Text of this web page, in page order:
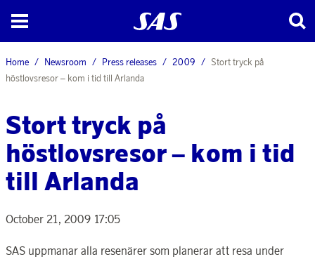
Home Newsroom Press releases 2009
Stort tryck på
höstlovsresor – kom i tid till Arlanda
Stort tryck på
höstlovsresor – kom i tid
till Arlanda
October 21, 2009 17:05
SAS uppmanar alla resenärer som planerar att resa under